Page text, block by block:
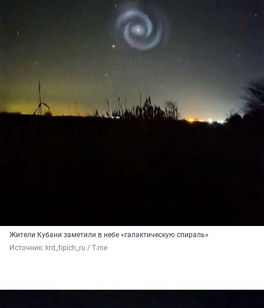
Жители Кубани заметили в небе «галактическую спираль»
Источник: krd_tipich_ru / T.me